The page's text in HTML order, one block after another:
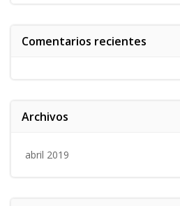
Comentarios recientes
Archivos
abril 2019